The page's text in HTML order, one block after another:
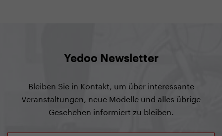
Yedoo Newsletter
Bleiben Sie in Kontakt, um über interessante
Veranstaltungen, neue Modelle und alles übrige
Geschehen informiert zu bleiben.